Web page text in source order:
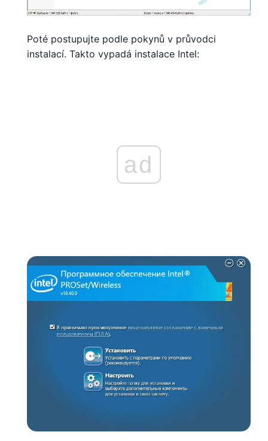
Poté postupujte podle pokynů v průvodci
instalací. Takto vypadá instalace Intel:
ad